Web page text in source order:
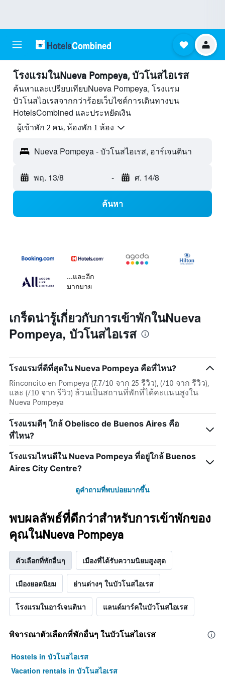
โรงแรมในNueva Pompeya, บัวโนสไอเรส
ค้นหาและเปรียบเทียบNueva Pompeya, โรงแรม
บัวโนสไอเรสจากกว่าร้อยเว็บไซต์การเดินทางบน
HotelsCombined และประหยัดเงิน
ผู้เข้าพัก 2 คน, ห้องพัก 1 ห้อง
Nueva Pompeya - บัวโนสไอเรส, อาร์เจนตินา
พฤ. 13/8 - ศ. 14/8
ค้นหา
...และอีก
มากมาย
เกร็ดน่ารู้เกี่ยวกับการเข้าพักในNueva
Pompeya, บัวโนสไอเรส
โรงแรมที่ดีที่สุดใน Nueva Pompeya คือที่ไหน?
Rinconcito en Pompeya (7.7/10 จาก 25 รีวิว), (/10 จาก รีวิว),
และ (/10 จาก รีวิว) ล้วนเป็นสถานที่พักที่ได้คะแนนสูงใน
Nueva Pompeya
โรงแรมดีๆ ใกล้ Obelisco de Buenos Aires คือ
ที่ไหน?
โรงแรมไหนดีใน Nueva Pompeya ที่อยู่ใกล้ Buenos
Aires City Centre?
ดูคำถามที่พบบ่อยมากขึ้น
พบผลลัพธ์ที่ดีกว่าสำหรับการเข้าพักของ
คุณในNueva Pompeya
ตัวเลือกที่พักอื่นๆ เมืองที่ได้รับความนิยมสูงสุด
เมืองยอดนิยม ย่านต่างๆ ในบัวโนสไอเรส
โรงแรมในอาร์เจนตินา แลนด์มาร์คในบัวโนสไอเรส
พิจารณาตัวเลือกที่พักอื่นๆ ในบัวโนสไอเรส
Hostels in บัวโนสไอเรส
Vacation rentals in บัวโนสไอเรส